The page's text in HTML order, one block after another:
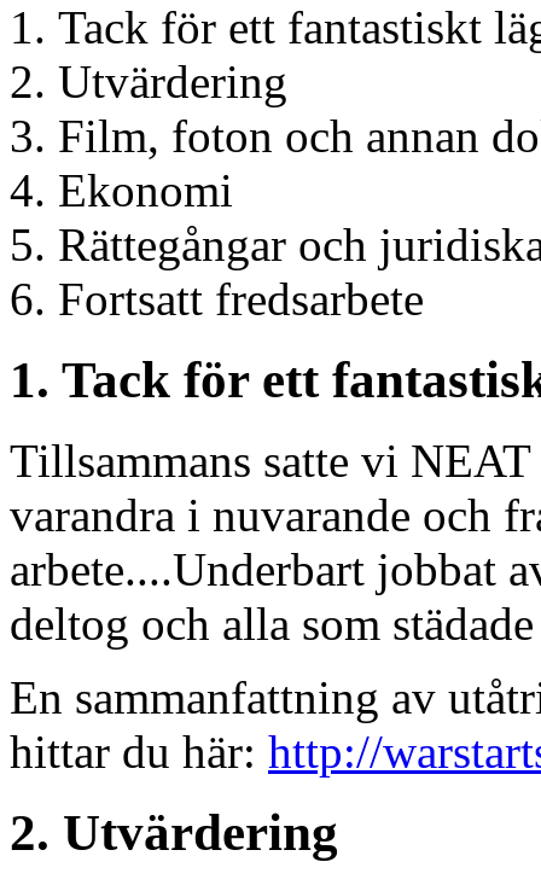
Tack för ett fantastiskt
Utvärdering
Film, foton och annan
Ekonomi
Rättegångar och
Fortsatt fredsarbete
1. Tack för ett
Tillsammans satte vi
varandra i nuvarande och
arbete....Underbart jobbat
deltog och alla som
En sammanfattning av
hittar du här: http://
2. Utvärdering